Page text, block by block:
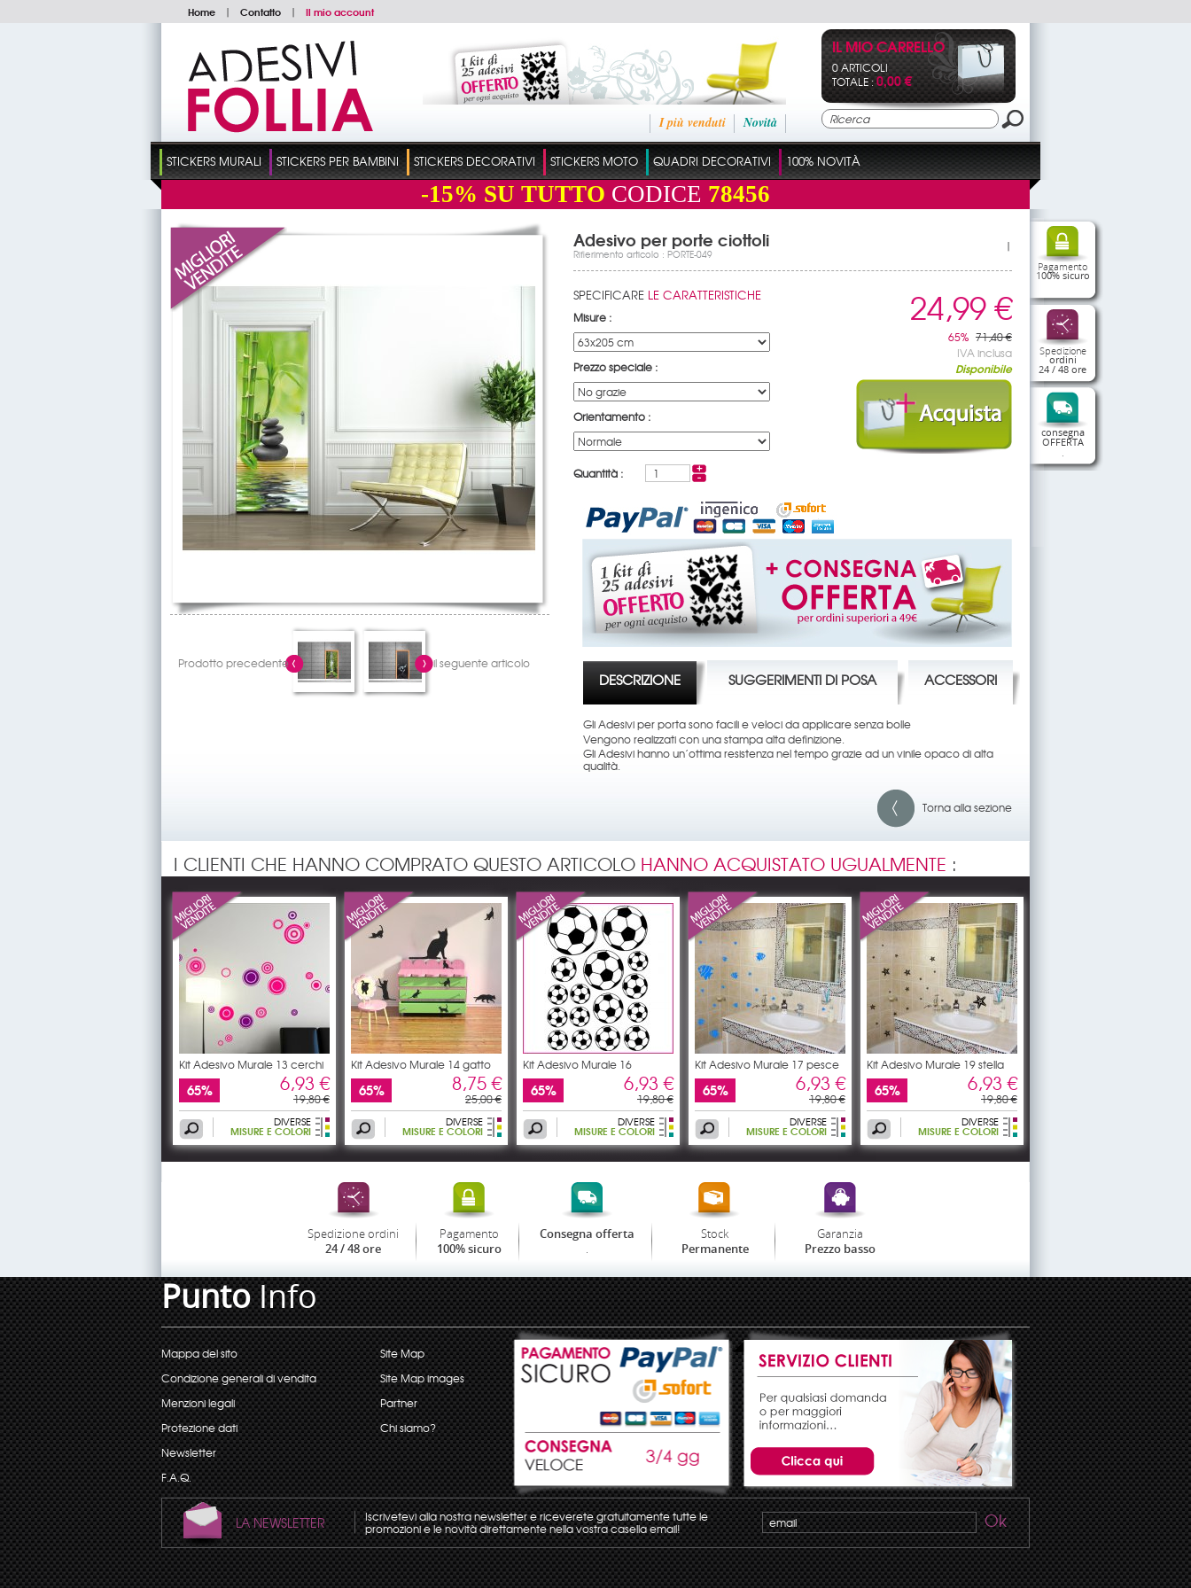
Home | Contatto | Il mio account
Novità
I più venduti
IL MIO CARRELLO
0 ARTICOLI
TOTALE :0,00 €
STICKERS MURALI STICKERS PER BAMBINI STICKERS DECORATIVI STICKERS MOTO QUADRI DECORATIVI 100% NOVITÀ
-15% SU TUTTO CODICE 78456
Pagamento
100% sicuro
Spedizione
ordini
24 / 48 ore
consegna
OFFERTA
Prodotto precedente il seguente articolo
Adesivo per porte ciottoli
Rifierimento articolo : PORTE-049
|
SPECIFICARE LE CARATTERISTICHE
Misure :
Prezzo speciale :
Orientamento :
Quantità :
24,99 €
65% 71,40 €
IVA inclusa
Disponibile
DESCRIZIONE SUGGERIMENTI DI POSA ACCESSORI
Gli Adesivi per porta sono facili e veloci da applicare senza bolle
Vengono realizzati con una stampa alta definizione.
Gli Adesivi hanno un’ottima resistenza nel tempo grazie ad un vinile opaco di alta
qualità.
Torna alla sezione
I CLIENTI CHE HANNO COMPRATO QUESTO ARTICOLO HANNO ACQUISTATO UGUALMENTE :
Kit Adesivo Murale 13 cerchi
65% 6,93 €
19,80 €
DIVERSE
MISURE E COLORI
Kit Adesivo Murale 14 gatto
65% 8,75 €
25,00 €
DIVERSE
MISURE E COLORI
Kit Adesivo Murale 16
65% 6,93 €
19,80 €
DIVERSE
MISURE E COLORI
Kit Adesivo Murale 17 pesce
65% 6,93 €
19,80 €
DIVERSE
MISURE E COLORI
Kit Adesivo Murale 19 stella
65% 6,93 €
19,80 €
DIVERSE
MISURE E COLORI
Spedizione ordini
24 / 48 ore
Pagamento
100% sicuro
Consegna offerta
.
Stock
Permanente
Garanzia
Prezzo basso
PuntoInfo
Mappa del sito
Condizione generali di vendita
Menzioni legali
Protezione dati
Newsletter
F.A.Q.
Site Map
Site Map images
Partner
Chi siamo?
LA NEWSLETTER Iscrivetevi alla nostra newsletter e riceverete gratuitamente tutte le
promozioni e le novità direttamente nella vostra casella email! Ok